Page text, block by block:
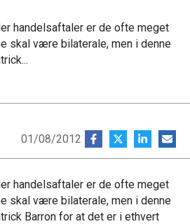
handelsaftaler er de ofte meget
skal være bilaterale, men i denne
01/08/2012
handelsaftaler er de ofte meget
skal være bilaterale, men i denne
Barron for at det er i ethvert